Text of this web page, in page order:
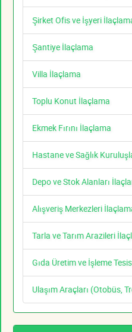
Şirket Ofis ve İşyeri
Şantiye İlaçlama
Villa İlaçlama
Toplu Konut İlaçlama
Ekmek Fırını İlaçlama
Hastane ve Sağlık
Depo ve Stok Alanları
Alışveriş Merkezleri
Tarla ve Tarım Arazileri
Gıda Üretim ve İşleme
Ulaşım Araçları (Otobüs,